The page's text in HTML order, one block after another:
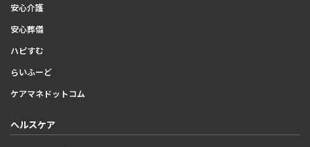
安心介護
安心葬儀
ハピすむ
らいふーど
ケアマネドットコム
ヘルスケア